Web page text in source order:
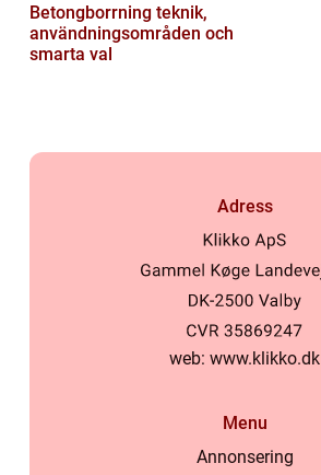
Betongborrning teknik,
användningsområden och
smarta val
Adress
web: www.klikko.dk
Menu
Annonsering